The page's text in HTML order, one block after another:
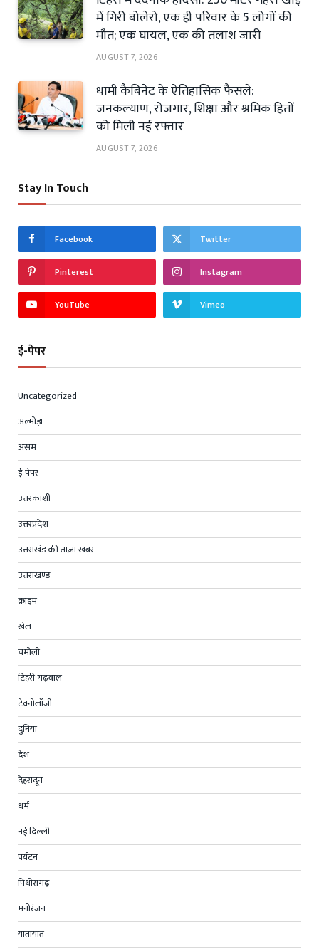
में गिरी बोलेरो, एक ही परिवार के 5 लोगों की
मौत; एक घायल, एक की तलाश जारी
AUGUST 7, 2026
धामी कैबिनेट के ऐतिहासिक फैसले:
जनकल्याण, रोजगार, शिक्षा और श्रमिक हितों
को मिली नई रफ्तार
AUGUST 7, 2026
Stay In Touch
Facebook Twitter
Pinterest Instagram
YouTube Vimeo
ई-पेपर
Uncategorized
अल्मोड़ा
असम
ई-पेपर
उत्तरकाशी
उत्तरप्रदेश
उत्तराखंड की ताज़ा खबर
उत्तराखण्ड
क्राइम
खेल
चमोली
टिहरी गढ़वाल
टेक्नोलॉजी
दुनिया
देश
देहरादून
धर्म
नई दिल्ली
पर्यटन
पिथोरागढ़
मनोरंजन
यातायात